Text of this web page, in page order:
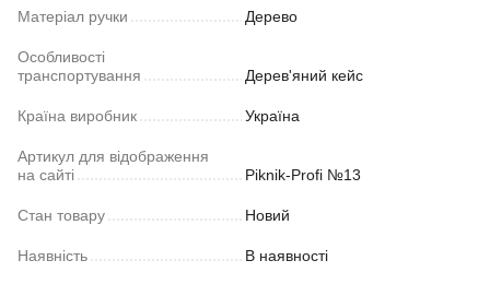
Матеріал ручки Дерево
Особливості
транспортування
Дерев'яний кейс
Країна виробник Україна
Артикул для відображення
на сайті
Piknik-Profi №13
Стан товару Новий
Наявність В наявності